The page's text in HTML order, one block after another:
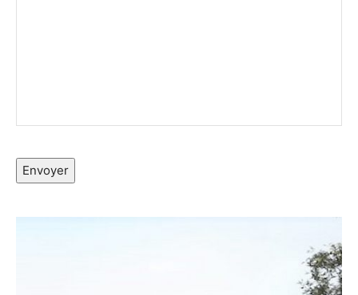
Envoyer